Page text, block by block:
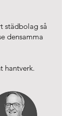
städbolag så
densamma
hantverk.